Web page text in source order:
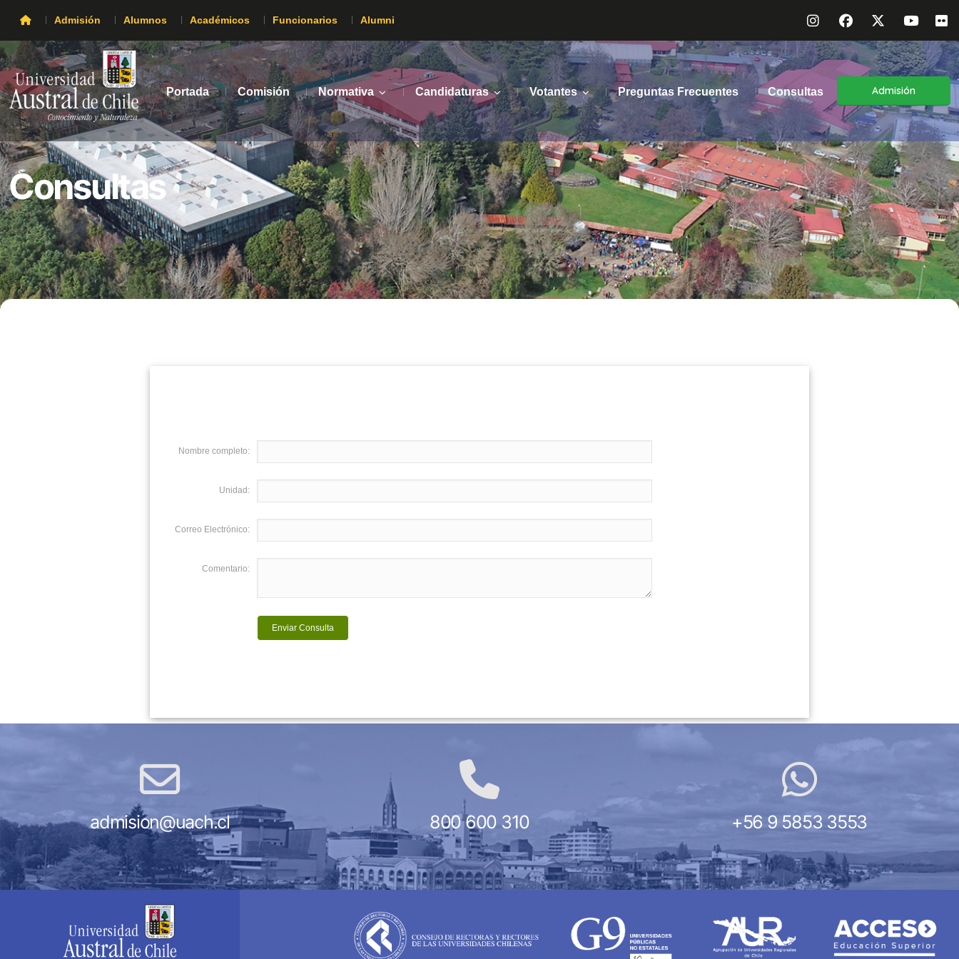
Admisión Alumnos Académicos Funcionarios Alumni
Portada Comisión Normativa Candidaturas Votantes Preguntas Frecuentes Consultas Admisión
Consultas
Nombre completo:
Unidad:
Correo Electrónico:
Comentario:
admision@uach.cl 800 600 310 +56 9 5853 3553